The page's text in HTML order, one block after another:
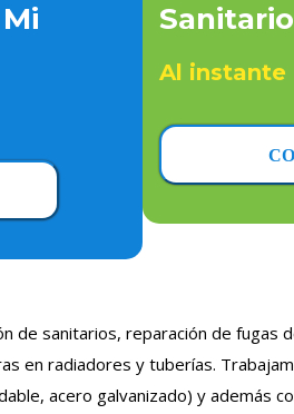
Al instante
de sanitarios, reparación de fugas
en radiadores y tuberías.
acero galvanizado) y además